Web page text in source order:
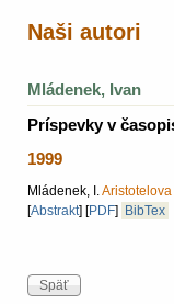
Naši autori
Mládenek, Ivan
Príspevky v
1999
Mládenek, I.
[Abstrakt] [PDF] BibTex